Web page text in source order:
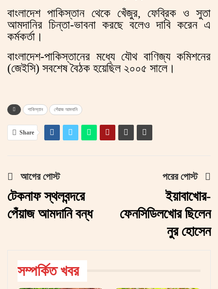
বাংলাদেশ পাকিস্তান থেকে খেঁজুর, ফেব্রিক ও সুতা
আমদানির চিন্তা-ভাবনা করছে বলেও দাবি করেন এ
কর্মকর্তা।
বাংলাদেশ-পাকিস্তানের মধ্যে যৌথ বাণিজ্য কমিশনের
(জেইসি) সবশেষ বৈঠক হয়েছিল ২০০৫ সালে।
পাকিস্তান পেঁয়াজ আমদানি
Share
আগের পোস্ট
টেকনাফ স্থলবন্দরে
পেঁয়াজ আমদানি বন্ধ
পরের পোস্ট
ইয়াবাখোর-
ফেনসিডিলখোর ছিলেন
নুর হোসেন
সম্পর্কিত খবর